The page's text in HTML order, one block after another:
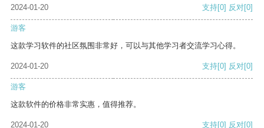
2024-01-20
支持[0] 反对[0]
游客
这款学习软件的社区氛围非常好，可以与其他学习者交流学习心得。
2024-01-20 支持[0] 反对[0]
游客
这款软件的价格非常实惠，值得推荐。
2024-01-20 支持[0] 反对[0]